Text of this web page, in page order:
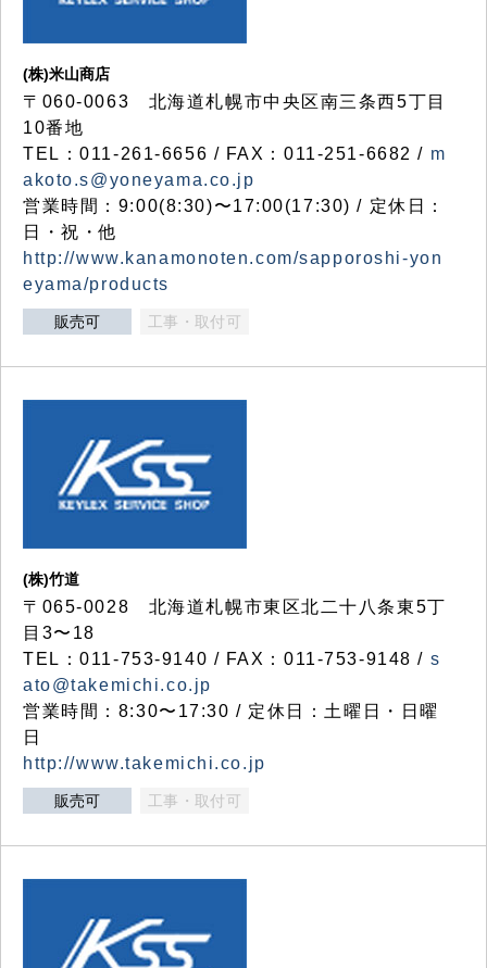
(株)米山商店
〒060-0063 北海道札幌市中央区南三条西5丁目
10番地
TEL：011-261-6656 / FAX：011-251-6682 / m
akoto.s@yoneyama.co.jp
営業時間：9:00(8:30)〜17:00(17:30) / 定休日：
日・祝・他
http://www.kanamonoten.com/sapporoshi-yon
eyama/products
販売可 工事・取付可
(株)竹道
〒065-0028 北海道札幌市東区北二十八条東5丁
目3〜18
TEL：011-753-9140 / FAX：011-753-9148 / s
ato@takemichi.co.jp
営業時間：8:30〜17:30 / 定休日：土曜日・日曜
日
http://www.takemichi.co.jp
販売可 工事・取付可